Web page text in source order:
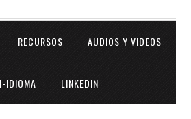
RECURSOS AUDIOS Y VIDEOS
IDIOMA LINKEDIN